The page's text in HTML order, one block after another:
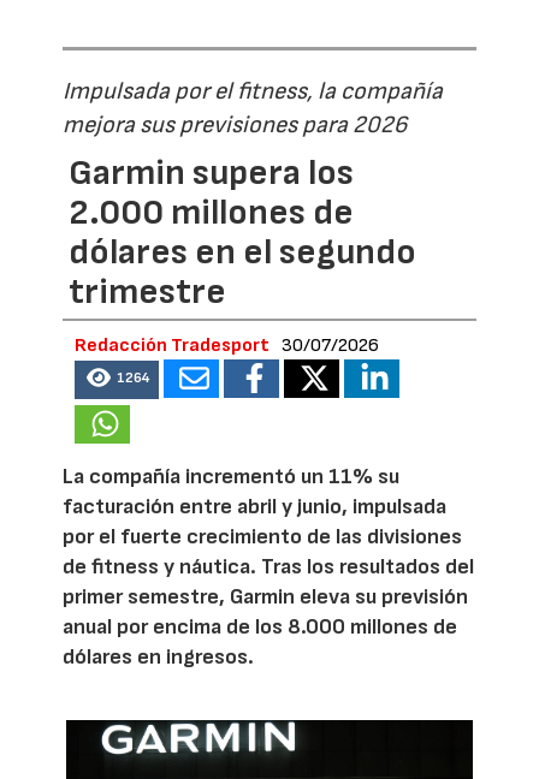
Impulsada por el fitness, la compañía
mejora sus previsiones para 2026
Garmin supera los
2.000 millones de
dólares en el segundo
trimestre
Redacción Tradesport 30/07/2026
1264
La compañía incrementó un 11% su
facturación entre abril y junio, impulsada
por el fuerte crecimiento de las divisiones
de fitness y náutica. Tras los resultados del
primer semestre, Garmin eleva su previsión
anual por encima de los 8.000 millones de
dólares en ingresos.